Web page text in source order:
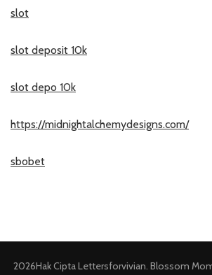
slot
slot deposit 10k
slot depo 10k
https://midnightalchemydesigns.com/
sbobet
2026Hak CiptaLettersforvivian. Blossom